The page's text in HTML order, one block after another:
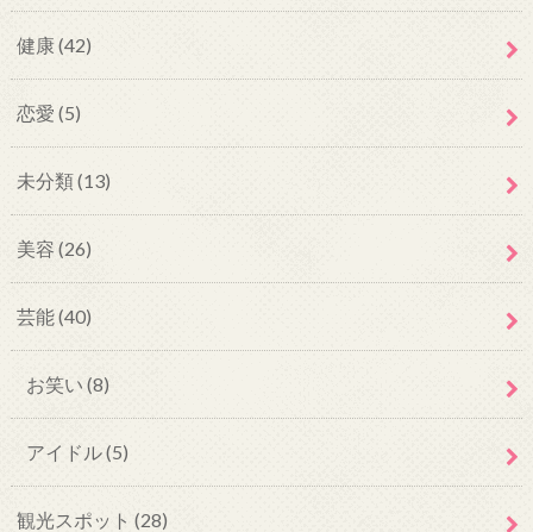
健康(42)
恋愛 (5)
未分類(13)
美容 (26)
芸能(40)
お笑い (8)
アイドル(5)
観光スポット (28)